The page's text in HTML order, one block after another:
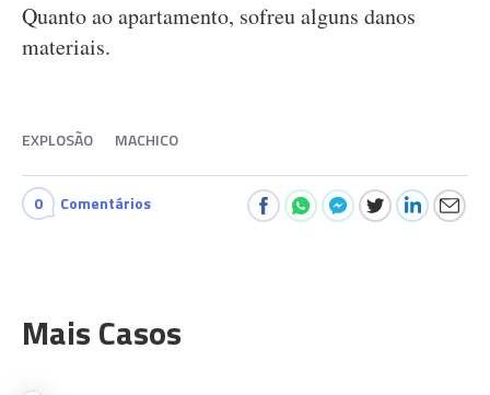
Quanto ao apartamento, sofreu alguns danos
materiais.
EXPLOSÃO MACHICO
0 Comentários
Mais Casos